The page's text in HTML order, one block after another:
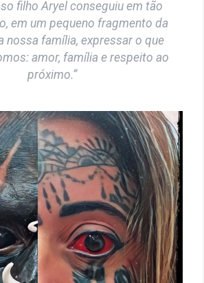
filho Aryel conseguiu em tão
em um pequeno fragmento da
nossa família, expressar o que
amor, família e respeito ao
próximo.”